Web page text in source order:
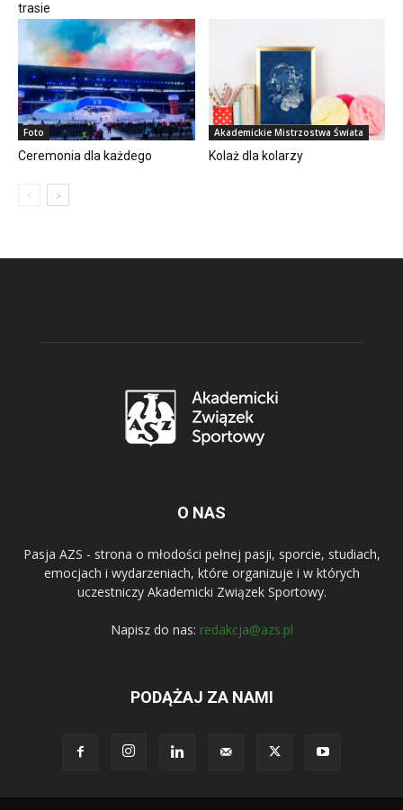
trasie
Foto
Ceremonia dla każdego
Akademickie Mistrzostwa Świata
Kolaż dla kolarzy
O NAS
Pasja AZS - strona o młodości pełnej pasji, sporcie, studiach,
emocjach i wydarzeniach, które organizuje i w których
uczestniczy Akademicki Związek Sportowy.
Napisz do nas: redakcja@azs.pl
PODĄŻAJ ZA NAMI